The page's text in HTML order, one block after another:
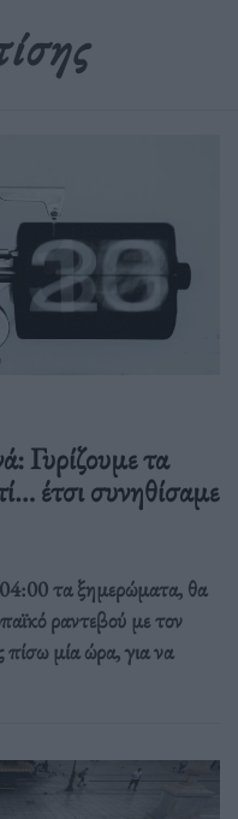
Γυρίζουμε τα
έτσι συνηθίσαμε
τα ξημερώματα, θα
ραντεβού με τον
πίσω μία ώρα, για να